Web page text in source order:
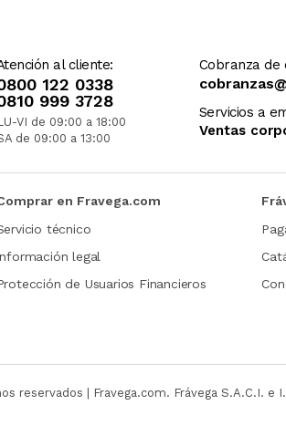
al cliente:
122 0338
999 3728
VI de 09:00 a 18:00
de 09:00 a 13:00
Cobranza de
Servicios a
Ventas
en Fravega.com
técnico
legal
de Usuarios Financieros
reservados | Fravega.com. Frávega S.A.C.I. e